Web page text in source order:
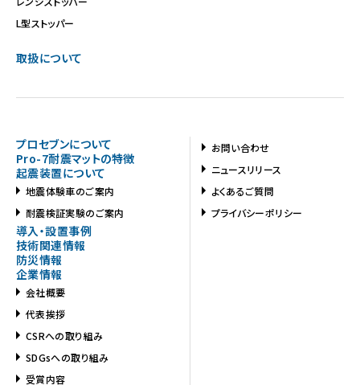
L型ストッパー
取扱について
プロセブンについて
Pro-7耐震マットの特徴
起震装置について
地震体験車のご案内
耐震検証実験のご案内
導入・設置事例
技術関連情報
防災情報
企業情報
会社概要
代表挨拶
CSRへの取り組み
SDGsへの取り組み
受賞内容
お問い合わせ
ニュースリリース
よくあるご質問
プライバシーポリシー